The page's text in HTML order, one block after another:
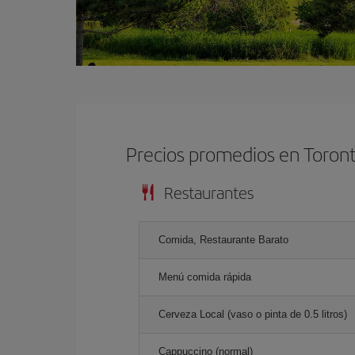
Precios promedios en
Restaurantes
Comida, Restaurante Barato
Menú comida rápida
Cerveza Local (vaso o pinta de 0.5 litros)
Cappuccino (normal)